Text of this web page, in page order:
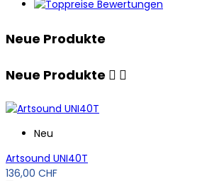
Neue Produkte
Neue Produkte  
Neu
Artsound UNI40T
136,00 CHF